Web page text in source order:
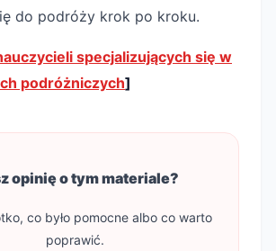
do podróży krok po kroku.
specjalizujących się w
podróżniczych]
opinię o tym materiale?
co było pomocne albo co warto
poprawić.